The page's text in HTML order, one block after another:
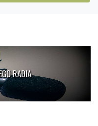
RADIA